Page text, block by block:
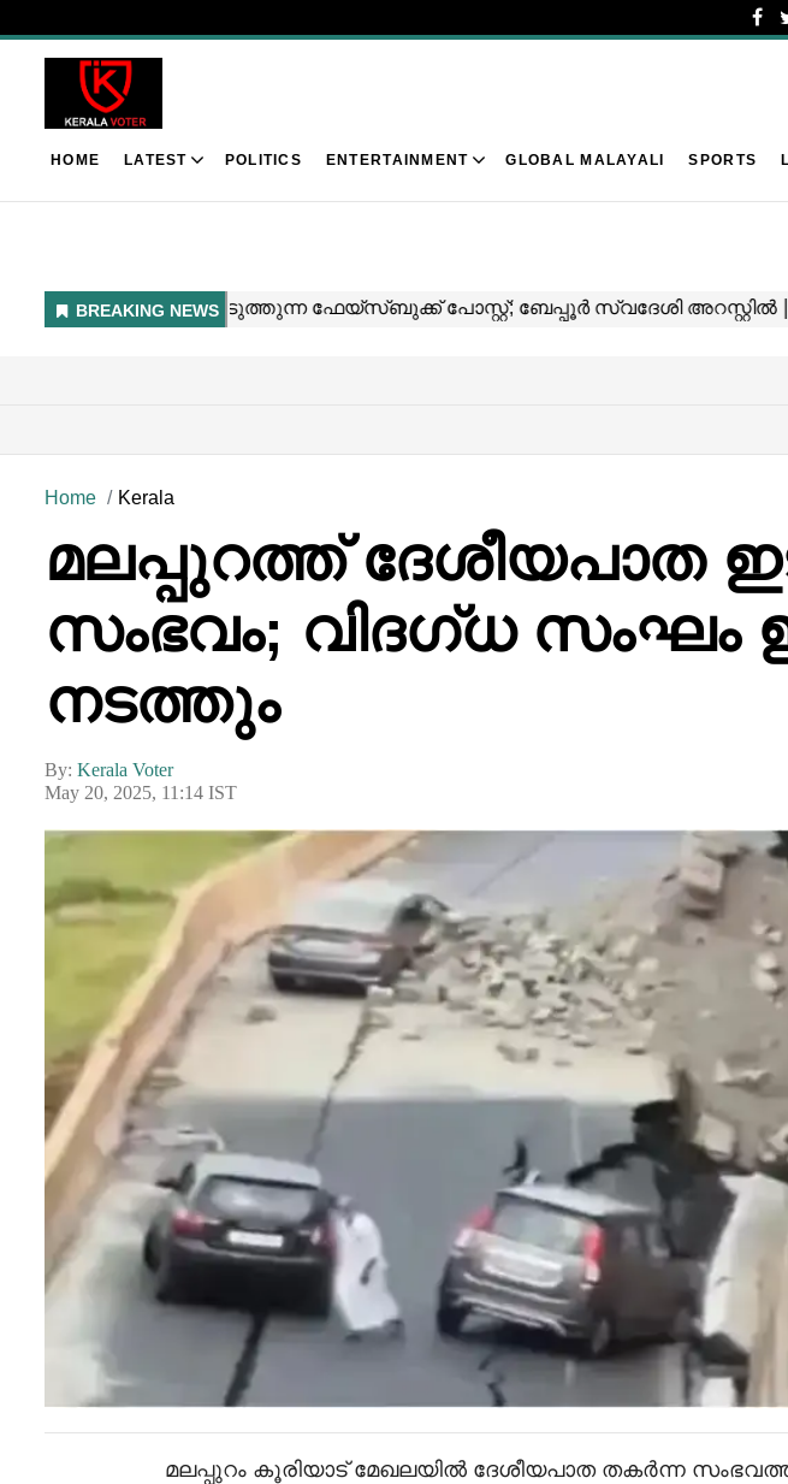
HOME LATEST POLITICS ENTERTAINMENT GLOBAL MALAYALI SPORTS
Home Kerala
മലപ്പുറത്ത് ദേശീയപാത
സംഭവം; വിദഗ്ധ സംഘം
നടത്തും
By: Kerala Voter
May 20, 2025, 11:14 IST
മലപ്പുറം കൂരിയാട് മേഖലയിൽ ദേശീയപാത തകർന്ന